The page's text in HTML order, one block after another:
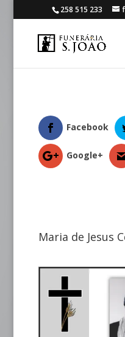
258 515 233
Facebook
Google+
Maria de Jesus